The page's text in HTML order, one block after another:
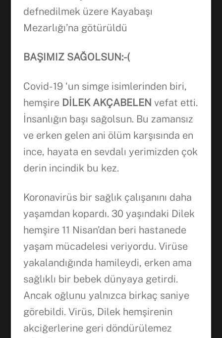
defnedilmek üzere Kayabaşı
Mezarlığı’na götürüldü
BAŞIMIZ SAĞOLSUN:-(
Covid- 19 ‘un simge isimlerinden biri,
hemşire DİLEK AKÇABELEN vefat etti.
İnsanlığın başı sağolsun. Bu zamansız
ve erken gelen ani ölüm karşısında en
ince, hayata en sevdalı yerimizden çok
derin incindik bu kez.
Koronavirüs bir sağlık çalışanını daha
yaşamdan kopardı. 30 yaşındaki Dilek
hemşire 11 Nisan’dan beri hastanede
yaşam mücadelesi veriyordu. Virüse
yakalandığında hamileydi, erken ama
sağlıklı bir bebek dünyaya getirdi.
Ancak oğlunu yalnızca birkaç saniye
görebildi. Virüs, Dilek hemşirenin
akciğerlerine geri döndürülemez